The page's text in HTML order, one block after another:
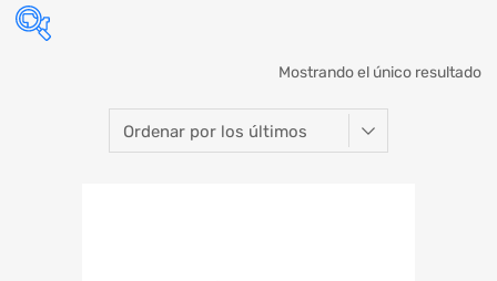
Mostrando el único resultado